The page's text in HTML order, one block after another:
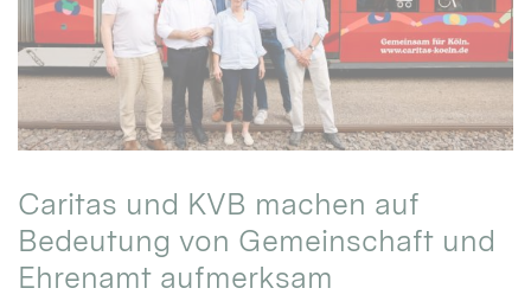
Caritas und KVB machen auf
Bedeutung von Gemeinschaft und
Ehrenamt aufmerksam